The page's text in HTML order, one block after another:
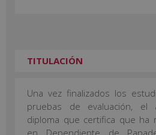
TITULACIÓN
Una vez finalizados los
pruebas de evaluación, el
diploma que certifica que ha
en Dependiente de